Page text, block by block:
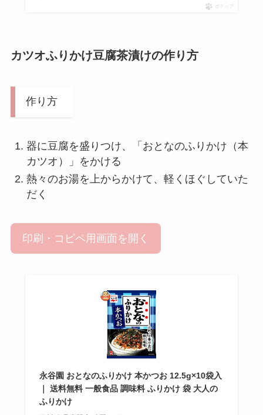
ポチップ
カツオふりかけ豆腐茶漬けの作り方
作り方
器に豆腐を盛りつけ、「おとなのふりかけ（本
カツオ）」をかける
熱々のお湯を上からかけて、軽くほぐしていた
だく
印刷・コピペ用画面を開く
永谷園 おとなのふりかけ 本かつお 12.5g×10袋入
｜ 送料無料 一般食品 調味料 ふりかけ 袋 大人の
ふりかけ